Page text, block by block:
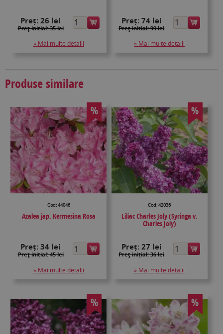
Preț:26 lei
Preţ inițial: 35 lei
» Mai multe detalii
Preț: 74 lei
Preţ inițial: 99 lei
» Mai multe detalii
Produse similare
%
Cod: 44046
Azalea jap. Kermesina Rosa
Preț:34 lei
Preţ inițial: 45 lei
» Mai multe detalii
%
Cod: 42036
Liliac Charles Joly (Syringa v.
Charles Joly)
Preț: 27 lei
Preţ inițial: 36 lei
» Mai multe detalii
% %